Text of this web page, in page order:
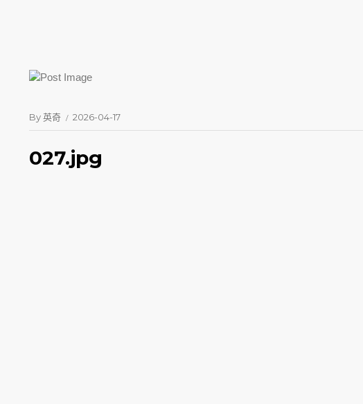
By英奇 2026-04-17
027.jpg